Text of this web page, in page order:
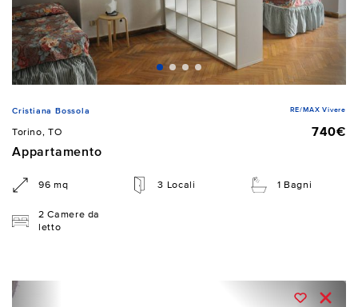
Cristiana Bossola RE/MAX Vivere
Torino, TO
740€
Appartamento
96 mq 3 Locali 1 Bagni
2 Camere da
letto